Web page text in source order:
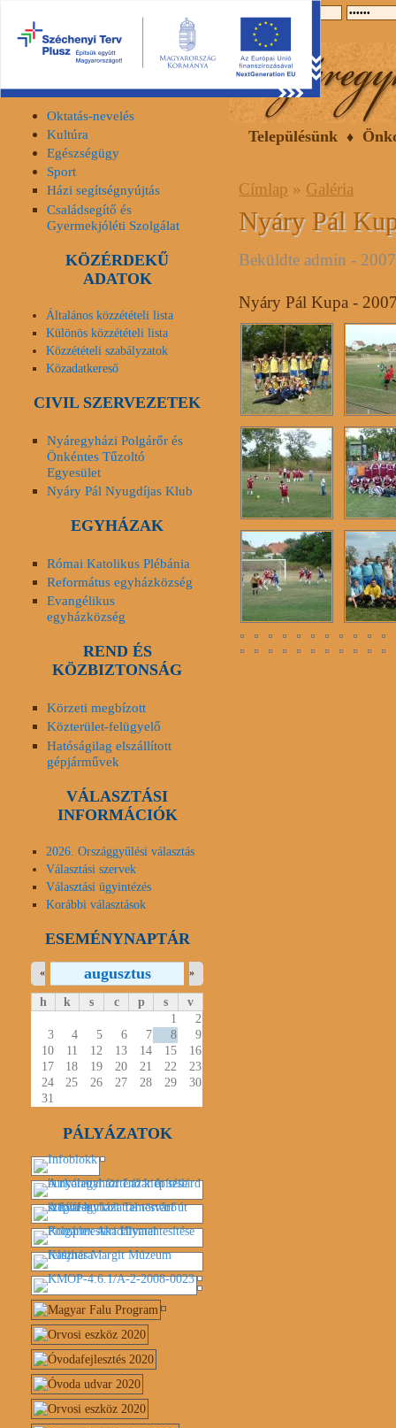
Településünk
Címlap » Galéria
Nyáry Pál
Beküldte admin -
Nyáry Pál Kupa -
INTÉZMÉNYEK
Oktatás-nevelés
Kultúra
Egészségügy
Sport
Házi segítségnyújtás
Családsegítő és
Gyermekjóléti Szolgálat
KÖZÉRDEKŰ
ADATOK
Általános közzétételi lista
Különös közzétételi lista
Közzétételi szabályzatok
Közadatkereső
CIVIL SZERVEZETEK
Nyáregyházi Polgárőr és
Önkéntes Tűzoltó
Egyesület
Nyáry Pál Nyugdíjas Klub
EGYHÁZAK
Római Katolikus Plébánia
Református egyházközség
Evangélikus
egyházközség
REND ÉS
KÖZBIZTONSÁG
Körzeti megbízott
Közterület-felügyelő
Hatóságilag elszállított
gépjárművek
VÁLASZTÁSI
INFORMÁCIÓK
2026. Országgyűlési választás
Választási szervek
Választási ügyintézés
Korábbi választások
ESEMÉNYNAPTÁR
augusztus
« »
h k s c p s
v
1
2
3
4 5 6 7 8
9
10
11 12 13 14 15
16
17
18 19 20 21 22
23
24
25 26 27 28 29
30
31
PÁLYÁZATOK